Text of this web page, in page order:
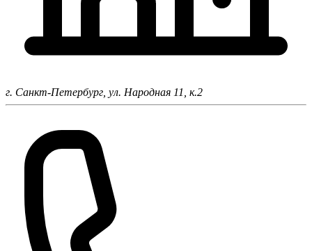
г. Санкт-Петербург, ул. Народная 11, к.2